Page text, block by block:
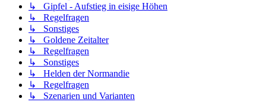
↳ Gipfel - Aufstieg in eisige Höhen
↳ Regelfragen
↳ Sonstiges
↳ Goldene Zeitalter
↳ Regelfragen
↳ Sonstiges
↳ Helden der Normandie
↳ Regelfragen
↳ Szenarien und Varianten